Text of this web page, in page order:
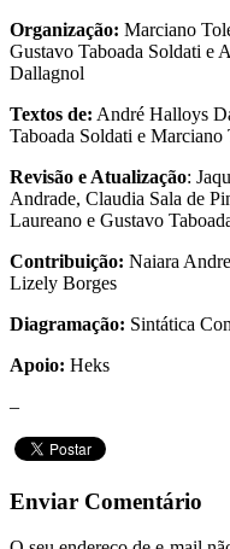
Organização: Marciano
Gustavo Taboada Soldati e
Dallagnol
Textos de: André Halloys
Taboada Soldati e Marciano
Revisão e Atualização:
Andrade, Claudia Sala de
Laureano e Gustavo
Contribuição: Naiara
Lizely Borges
Diagramação: Sintática
Apoio: Heks
–
Enviar Comentário